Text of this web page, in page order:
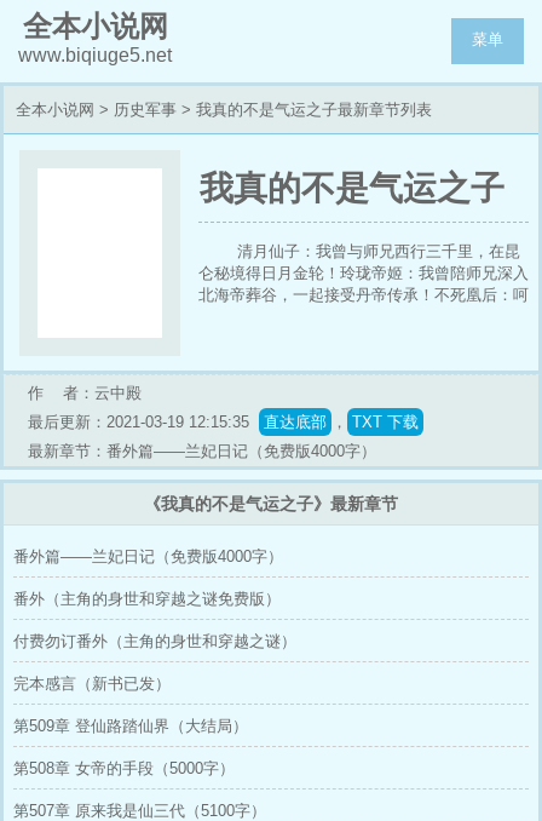
全本小说网
www.biqiuge5.net
菜单
全本小说网 > 历史军事 > 我真的不是气运之子最新章节列表
我真的不是气运之子
清月仙子：我曾与师兄西行三千里，在昆
仑秘境得日月金轮！玲珑帝姬：我曾陪师兄深入
北海帝葬谷，一起接受丹帝传承！不死凰后：呵
渐渐发现：无论是谁，只要跟沈天一起历练，就
必然会遇到大机缘，从无例外！从那天起，沈天
成了修仙界最受欢迎
作 者：云中殿
最后更新：2021-03-19 12:15:35
直达底部 ， TXT 下载
最新章节：番外篇——兰妃日记（免费版4000字）
《我真的不是气运之子》最新章节
番外篇——兰妃日记（免费版4000字）
番外（主角的身世和穿越之谜免费版）
付费勿订番外（主角的身世和穿越之谜）
完本感言（新书已发）
第509章 登仙路踏仙界（大结局）
第508章 女帝的手段（5000字）
第507章 原来我是仙三代（5100字）